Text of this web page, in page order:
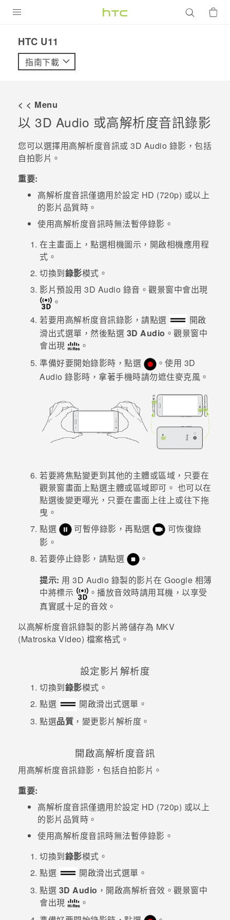
VIVE
優惠專區
焦點訊息
校園專案
企業採購
銷售門市
銷售通路
支援服務
VIVELAND
HTC U11‎
指南下載
< < Menu
以 3D Audio 或高解析度音訊錄影
您可以選擇用高解析度音訊或 3D Audio 錄影，包括
自拍影片。
重要:
高解析度音訊僅適用於設定 HD (720p) 或以上
的影片品質時。
使用高解析度音訊時無法暫停錄影。
在主畫面上，點選相機圖示，開啟相機應用程
式。
切換到錄影模式。
影片預設用 3D Audio 錄音。觀景窗中會出現
。
若要用高解析度音訊錄影，請點選
開啟
滑出式選單，然後點選 3D Audio 。觀景窗中
會出現
。
準備好要開始錄影時，點選
。 使用 3D
Audio 錄影時，拿著手機時請勿遮住麥克風。
若要將焦點變更到其他的主體或區域，只要在
觀景窗畫面上點選主體或區域即可。 也可以在
點選後變更曝光，只要在畫面上往上或往下拖
曳。
點選
可暫停錄影，再點選
可恢復錄
影。
若要停止錄影，請點選
。
提示: 用 3D Audio 錄製的影片在 Google 相簿
中將標示
。 播放音效時請用耳機，以享受
真實感十足的音效。
以高解析度音訊錄製的影片將儲存為 MKV
(Matroska Video) 檔案格式。
設定影片解析度
切換到錄影模式。
點選
開啟滑出式選單。
點選品質 ，變更影片解析度。
開啟高解析度音訊
用高解析度音訊錄影，包括自拍影片。
重要:
高解析度音訊僅適用於設定 HD (720p) 或以上
的影片品質時。
使用高解析度音訊時無法暫停錄影。
切換到錄影模式。
點選
開啟滑出式選單。
點選 3D Audio ，開啟高解析音效。觀景窗中
會出現
。